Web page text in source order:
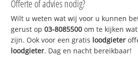
Offerte of advies nodig?
Wilt u weten wat wij voor u kunnen
gerust op03-8085500 om te kijken
zijn. Ook voor een gratis loodgieter
loodgieter. Dag en nacht bereikbaar!